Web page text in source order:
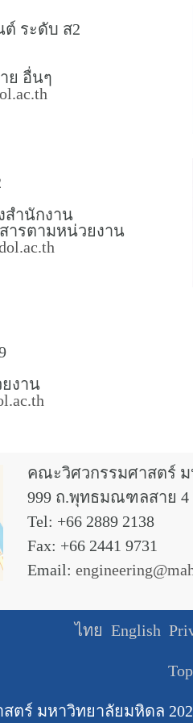
ระดับ ส2
ย อื่นๆ
สำนักงาน
ารตามหน่วยงาน
งาน
คณะวิศวกรรมศาสตร์
999 ถ.พุทธมณฑลสาย
Tel: +66 2889 2138
Fax: +66 2441 9731
Email:
ไทย English
Top
ตร์ มหาวิทยาลัยมหิดล